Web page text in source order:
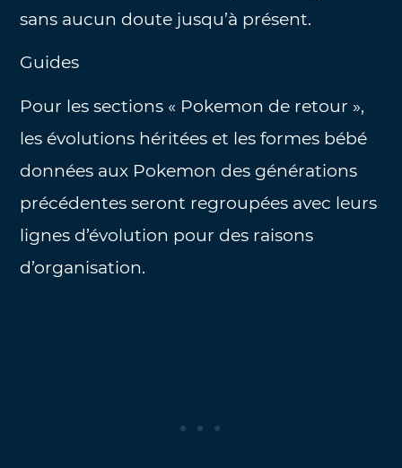
sans aucun doute jusqu’à présent.
Guides
Pour les sections « Pokemon de retour »,
les évolutions héritées et les formes bébé
données aux Pokemon des générations
précédentes seront regroupées avec leurs
lignes d’évolution pour des raisons
d’organisation.